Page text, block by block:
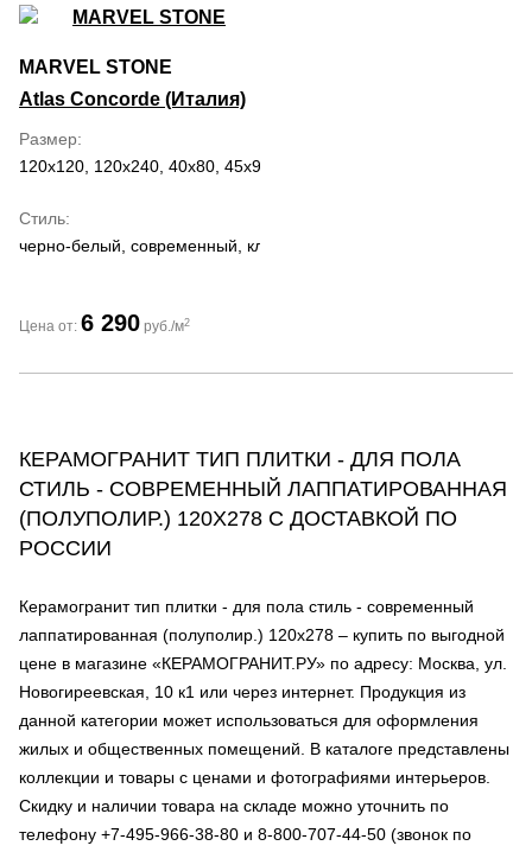
MARVEL STONE
Atlas Concorde (Италия)
Размер
120x120, 120x240, 40x80, 45x90, 50x120, 60x120, 60x60, 75x150,
Стиль
черно-белый, современный, классический, романтизм
Цена от: 6 290 руб./м2
КЕРАМОГРАНИТ ТИП ПЛИТКИ - ДЛЯ ПОЛА
СТИЛЬ - СОВРЕМЕННЫЙ ЛАППАТИРОВАННАЯ
(ПОЛУПОЛИР.) 120Х278 С ДОСТАВКОЙ ПО
РОССИИ
Керамогранит тип плитки - для пола стиль - современный
лаппатированная (полуполир.) 120х278 – купить по выгодной
цене в магазине «КЕРАМОГРАНИТ.РУ» по адресу: Москва, ул.
Новогиреевская, 10 к1 или через интернет. Продукция из
данной категории может использоваться для оформления
жилых и общественных помещений. В каталоге представлены
коллекции и товары с ценами и фотографиями интерьеров.
Скидку и наличии товара на складе можно уточнить по
телефону +7-495-966-38-80 и 8-800-707-44-50 (звонок по